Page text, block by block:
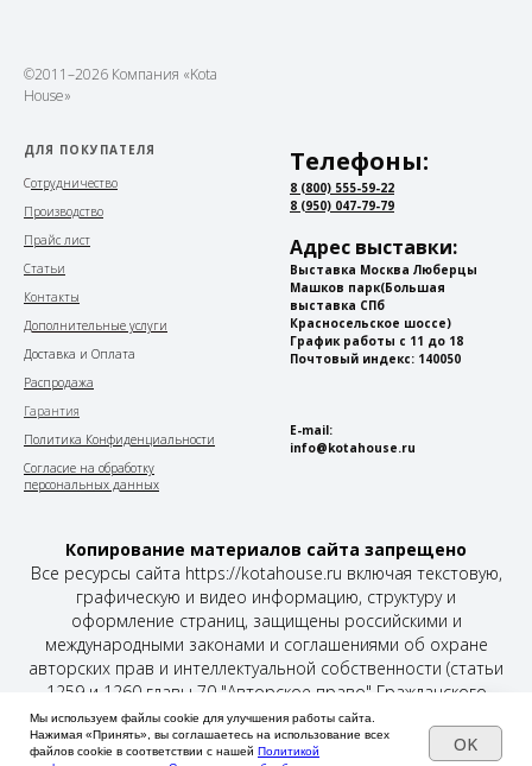
©2011–2026 Компания «Kota
House»
ДЛЯ ПОКУПАТЕЛЯ
Сотрудничество
Производство
Прайс лист
Статьи
Контакты
Дополнительные услуги
Доставка и Оплата
Распродажа
Гарантия
Политика Конфиденциальности
Согласие на обработку
персональных данных
Телефоны:
8 (800) 555-59-22
8 (950) 047-79-79
Адрес выставки:
Выставка Москва Люберцы
Машков парк(Большая
выставка СПб
Красносельское шоссе)
График работы с 11 до 18
Почтовый индекс: 140050
E-mail:
info@kotahouse.ru
Копирование материалов сайта запрещено
Все ресурсы сайта https://kotahouse.ru включая текстовую,
графическую и видео информацию, структуру и
оформление страниц, защищены российскими и
международными законами и соглашениями об охране
авторских прав и интеллектуальной собственности (статьи
1259 и 1260 главы 70 "Авторское право" Гражданского
Кодекса Российской Федерации от 18 декабря 2006 года N
230-ФЗ).
Мы используем файлы cookie для улучшения работы сайта.
Нажимая «Принять», вы соглашаетесь на использование всех
файлов cookie в соответствии с нашей Политикой
OK